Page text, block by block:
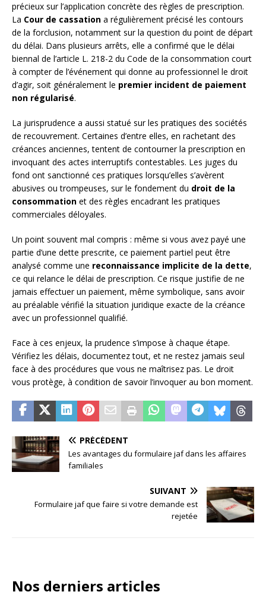
précieux sur l’application concrète des règles de prescription.
La Cour de cassation a régulièrement précisé les contours
de la forclusion, notamment sur la question du point de départ
du délai. Dans plusieurs arrêts, elle a confirmé que le délai
biennal de l’article L. 218-2 du Code de la consommation court
à compter de l’événement qui donne au professionnel le droit
d’agir, soit généralement le premier incident de paiement
non régularisé.
La jurisprudence a aussi statué sur les pratiques des sociétés
de recouvrement. Certaines d’entre elles, en rachetant des
créances anciennes, tentent de contourner la prescription en
invoquant des actes interruptifs contestables. Les juges du
fond ont sanctionné ces pratiques lorsqu’elles s’avèrent
abusives ou trompeuses, sur le fondement du droit de la
consommation et des règles encadrant les pratiques
commerciales déloyales.
Un point souvent mal compris : même si vous avez payé une
partie d’une dette prescrite, ce paiement partiel peut être
analysé comme une reconnaissance implicite de la dette,
ce qui relance le délai de prescription. Ce risque justifie de ne
jamais effectuer un paiement, même symbolique, sans avoir
au préalable vérifié la situation juridique exacte de la créance
avec un professionnel qualifié.
Face à ces enjeux, la prudence s’impose à chaque étape.
Vérifiez les délais, documentez tout, et ne restez jamais seul
face à des procédures que vous ne maîtrisez pas. Le droit
vous protège, à condition de savoir l’invoquer au bon moment.
PRÉCÉDENT
Les avantages du formulaire jaf dans les affaires
familiales
SUIVANT
Formulaire jaf que faire si votre demande est
rejetée
Nos derniers articles